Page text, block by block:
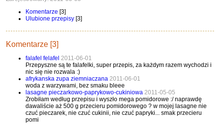
Komentarze [3]
Ulubione przepisy [3]
Komentarze [3]
falafel felafel 2011-06-01
Przepyszne są te falafelki, super przepis, za każdym razem wychodzi i
nic się nie rozwala :)
afrykanska zupa ziemniaczana 2011-06-01
woda z warzywami, bez smaku bleee
lasagne pieczarkowo-paprykowo-cukiniowa 2011-05-05
Zrobiłam według przepisu i wyszło mega pomidorowe :/ naprawdę
dawaliście aż 500 g przecieru pomidorowego ? w mojej lasagne nie
czuć pieczarek, nie czuć cukinii, nie czuć papryki... smak przecieru
pomi